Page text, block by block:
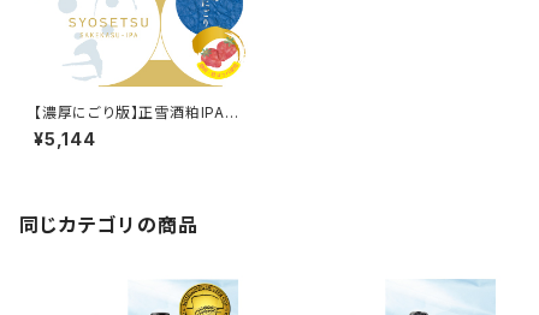
【濃厚にごり版】正雪酒粕IPA
(苺) 6本セット【送料込※北海
道・沖縄除く】
¥5,144
同じカテゴリの商品